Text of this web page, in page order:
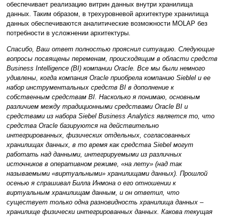
обеспечивает реализацию витрин данных внутри хранилища
данных. Таким образом, в трехуровневой архитектуре хранилища
данных обеспечиваются аналитические возможности MOLAP без
потребности в усложнении архитектуры.
Спасибо, Ваш ответ полностью прояснил ситуацию. Следующие
вопросы посвящены переменам, происходящим в области средств
Business Intelligence (BI) компании Oracle. Все мы были немного
удивлены, когда компания Oracle приобрела компанию Sieblel и ее
набор инструментальных средств BI в дополнение к
собственным средствам BI. Насколько я понимаю, основным
различием между традиционными средствами Oracle BI и
средствами из набора Siebel Business Analytics является то, что
средства Oracle базируются на действительно
интегрированных, физических отдельных, согласованных
хранилищах данных, в то время как средства Siebel могут
работать над данными, интегрируемыми из различных
источников в оперативном режиме, «на лету» (над так
называемыми «виртуальными» хранилищами данных). Прошлой
осенью я спрашивал Билла Инмона о его отношении к
виртуальным хранилищам данным, и он ответил, что
существует только одна разновидность хранилища данных –
хранилище физически интегрированных данных. Какова текущая